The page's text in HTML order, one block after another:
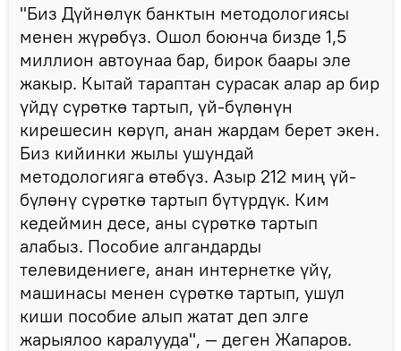
"Биз Дүйнөлүк банктын методологиясы
менен жүрөбүз. Ошол боюнча бизде 1,5
миллион автоунаа бар, бирок баары эле
жакыр. Кытай тараптан сурасак алар ар бир
үйдү сүрөткө тартып, үй-бүлөнүн
кирешесин көрүп, анан жардам берет экен.
Биз кийинки жылы ушундай
методологияга өтөбүз. Азыр 212 миң үй-
бүлөнү сүрөткө тартып бүтүрдүк. Ким
кедеймин десе, аны сүрөткө тартып
алабыз. Пособие алгандарды
телевидениеге, анан интернетке үйү,
машинасы менен сүрөткө тартып, ушул
киши пособие алып жатат деп элге
жарыялоо каралууда", — деген Жапаров.